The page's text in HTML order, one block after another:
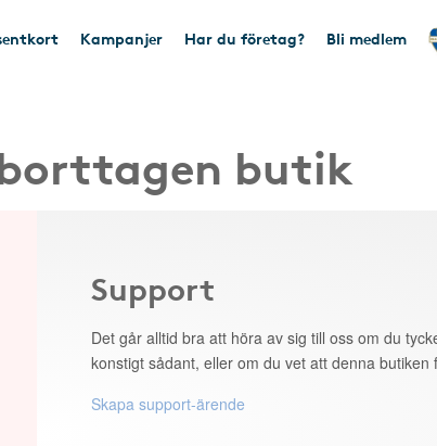
Kampanjer Har du företag? Bli medlem
butik
Support
Det går alltid bra att höra av sig till oss om du
konstigt sådant, eller om du vet att denna butiken
Skapa support-ärende